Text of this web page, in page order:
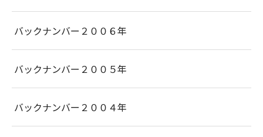
バックナンバー２００６年
バックナンバー２００５年
バックナンバー２００４年